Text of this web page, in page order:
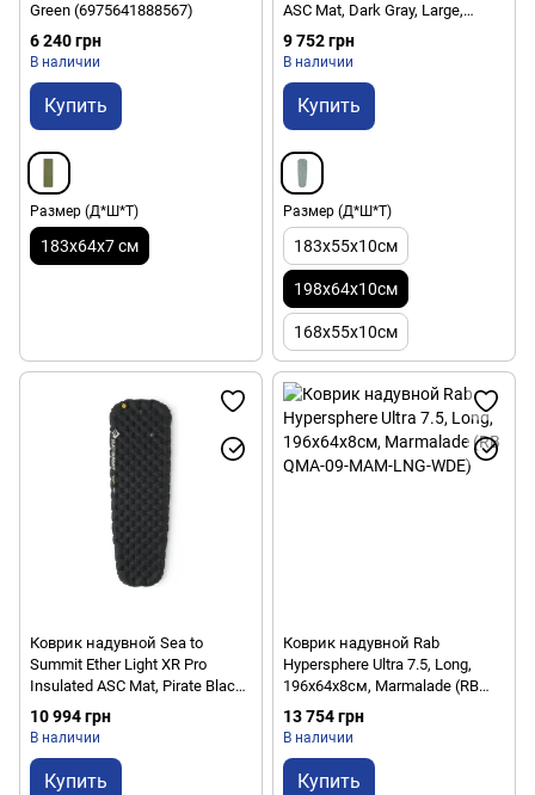
Green (6975641888567)
6 240 грн
В наличии
Купить
Размер (Д*Ш*Т)
183x64x7 см
ASC Mat, Dark Gray, Large,
198х64х10см (STS ASL051152-
061704)
9 752 грн
В наличии
Купить
Размер (Д*Ш*Т)
183х55х10см
198х64х10см
168х55х10см
Коврик надувной Sea to
Summit Ether Light XR Pro
Insulated ASC Mat, Pirate Black,
Large, 198х64х10см (STS
ASL051142-060104)
10 994 грн
В наличии
Купить
Коврик надувной Rab
Hypersphere Ultra 7.5, Long,
196x64х8см, Marmalade (RB
QMA-09-MAM-LNG-WDE)
13 754 грн
В наличии
Купить